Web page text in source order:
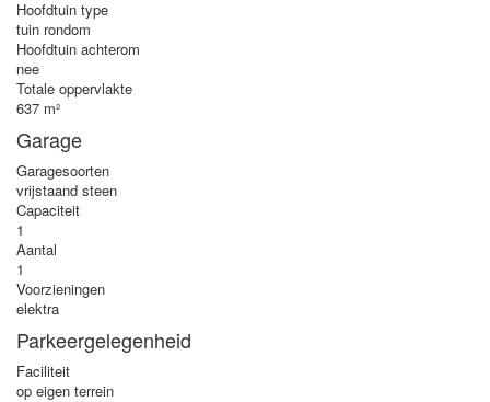
Hoofdtuin type
tuin rondom
Hoofdtuin achterom
nee
Totale oppervlakte
637 m²
Garage
Garagesoorten
vrijstaand steen
Capaciteit
1
Aantal
1
Voorzieningen
elektra
Parkeergelegenheid
Faciliteit
op eigen terrein